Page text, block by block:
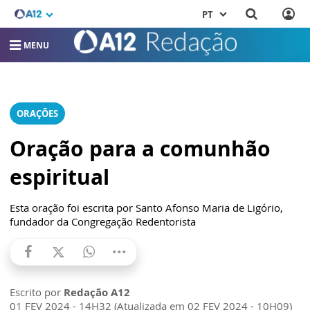
PT
MENU
ORAÇÕES
Oração para a comunhão
espiritual
Esta oração foi escrita por Santo Afonso Maria de Ligório,
fundador da Congregação Redentorista
Escrito por Redação A12
01 FEV 2024 - 14H32 (Atualizada em 02 FEV 2024 - 10H09)